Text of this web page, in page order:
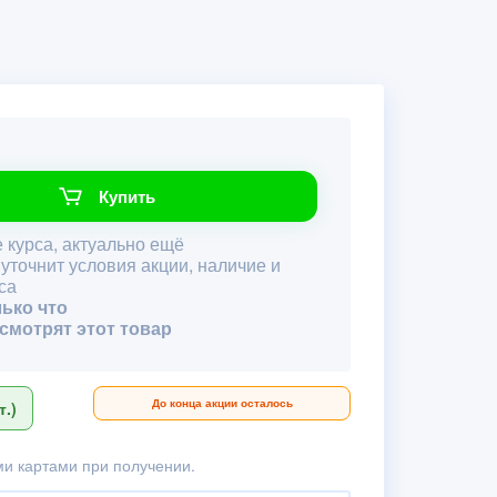
Купить
актуально ещё
условия акции, наличие и
что
этот товар
До конца акции осталось
картами при получении.